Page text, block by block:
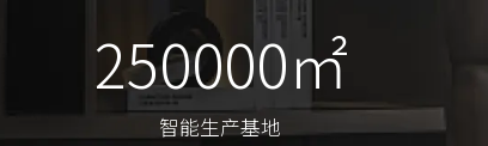
250000㎡
智能生产基地
250000㎡
智能生产基地